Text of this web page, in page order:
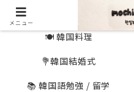
🍽 韓国料理
💐韓国結婚式
📚 韓国語勉強 / 留学
メニュー